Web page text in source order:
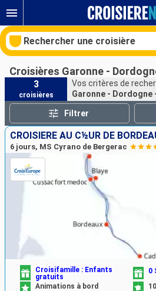
Rechercher une croisière
Nos destinations
Mois de départ
Ports
Croisières Garonne -
3
croisières
Vos critères de
Garonne - Dordogne
Filtrer
6 jours, MS Cyrano de Bergerac
Croisifamille : Enfants
gratuits
0
Animations à bord